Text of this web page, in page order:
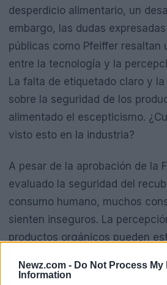
Newz.com - Do Not Process My
Information
desperdicio alimentario, un
embargo, las dudas
públicas como Pfeiffer resaltan
entre la tecnología y la
La falta de etiquetado claro y
sobre la seguridad de los
alimentado el escepticismo.
visto esto en la industria?
A pesar de la aprobación de la
evaluado la seguridad del
consumo humano, muchos
sienten inseguros. La
productos orgánicos pueden
negativo en la confianza del